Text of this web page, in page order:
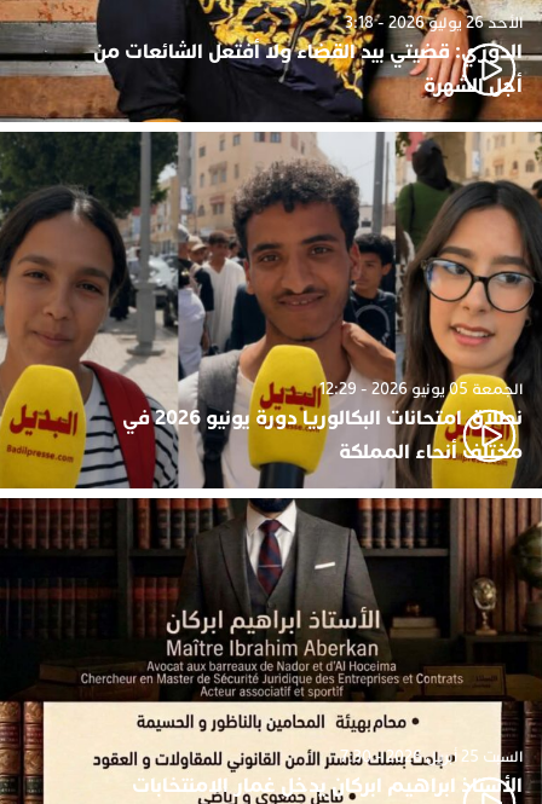
الأحد 26 يوليو 2026 - 3:18
الدوزي: قضيتي بيد القضاء ولا أفتعل الشائعات من
أجل الشهرة
الجمعة 05 يونيو 2026 - 12:29
نطلاق امتحانات البكالوريا دورة يونيو 2026 في
مختلف أنحاء المملكة
السبت 25 أبريل 2026 - 7:30
الأستاذ ابراهيم ابركان يدخل غمار الامنتخابات